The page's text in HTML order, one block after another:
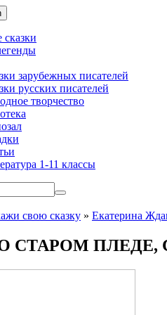
зарубежных писателей
русских писателей
творчество
1-11 классы
свою сказку » Екатерина
О СТАРОМ